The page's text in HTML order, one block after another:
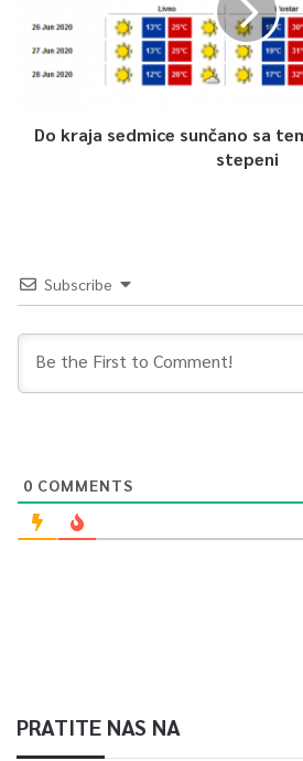
Do kraja sedmice sunčano sa
stepeni
Subscribe
0 COMMENTS
PRATITE NAS NA